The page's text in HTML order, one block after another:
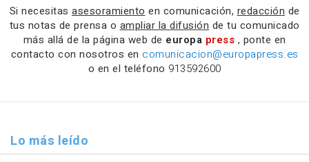
Si necesitas asesoramiento en comunicación, redacción de
tus notas de prensa o ampliar la difusión de tu comunicado
más allá de la página web de europa press , ponte en
contacto con nosotros en comunicacion@europapress.es
o en el teléfono 913592600
Lo más leído